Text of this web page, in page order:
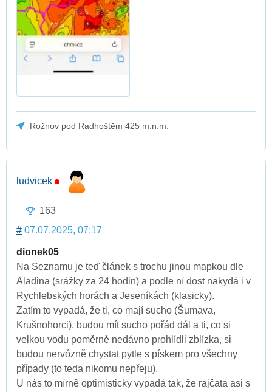
Rožnov pod Radhoštěm 425 m.n.m.
ludvicek
163
# 07.07.2025, 07:17
dionek05
Na Seznamu je teď článek s trochu jinou mapkou dle
Aladina (srážky za 24 hodin) a podle ní dost nakydá i v
Rychlebských horách a Jeseníkách (klasicky).
Zatím to vypadá, že ti, co mají sucho (Šumava,
Krušnohorci), budou mít sucho pořád dál a ti, co si
velkou vodu poměrně nedávno prohlídli zblízka, si
budou nervózně chystat pytle s pískem pro všechny
případy (to teda nikomu nepřeju).
U nás to mírně optimisticky vypadá tak, že rajčata asi s